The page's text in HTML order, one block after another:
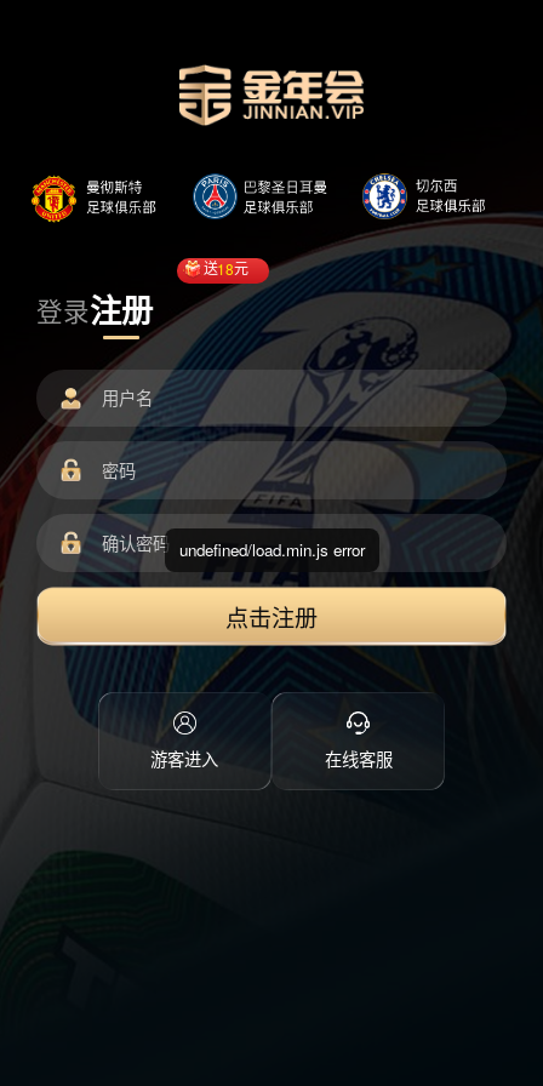
登录注册
送18元
点击注册
游客进入 在线客服
undefined/load.min.js error